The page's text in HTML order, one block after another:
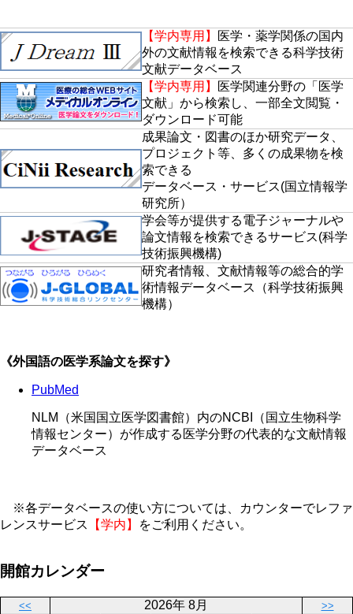
【学内専用】
医学・薬学関係の国内
外の文献情報を検索できる科学技術
文献データベース
【学内専用】
医学関連分野の「医学
文献」から検索し、一部全文閲覧・
ダウンロード可能
成果論文・図書のほか研究データ、
プロジェクト等、多くの成果物を検
索できる
データベース・サービス(国立情報学
研究所）
学会等が提供する電子ジャーナルや
論文情報を検索できるサービス(科学
技術振興機構)
研究者情報、文献情報等の総合的学
術情報データベース（科学技術振興
機構）
《外国語の医学系論文を探す》
PubMed
NLM（米国国立医学図書館）内のNCBI（国立生物科学
情報センター）が作成する医学分野の代表的な文献情報
データベース
※各データベースの使い方については、カウンターでレファ
レンスサービス
【学内】 をご利用ください。
開館カレンダー
<< 2026年 8月 >>